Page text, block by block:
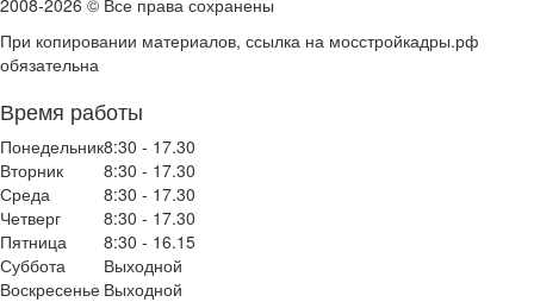
При копировании материалов, ссылка на мосстройкадры.рф
обязательна
Время работы
Понедельник8:30 - 17.30
Вторник
8:30 - 17.30
Среда
8:30 - 17.30
Четверг
8:30 - 17.30
Пятница
8:30 - 16.15
Суббота
Выходной
Воскресенье Выходной